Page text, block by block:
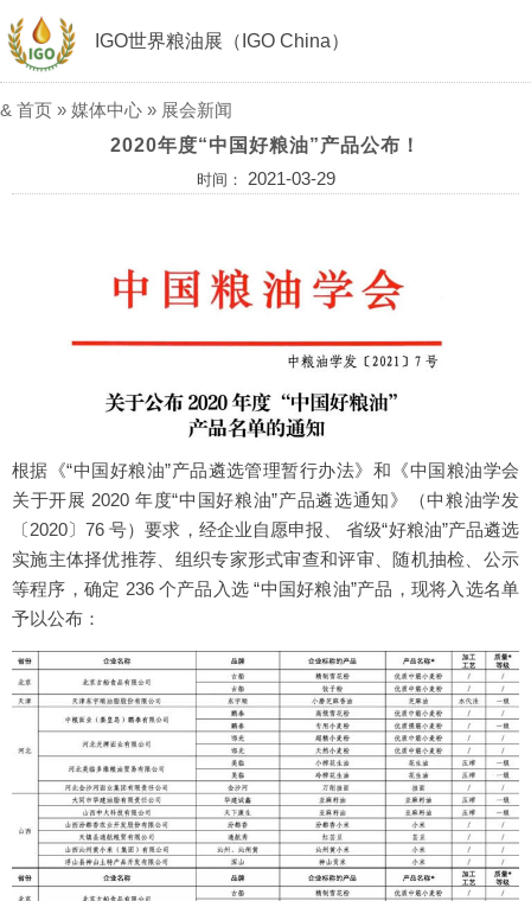
IGO世界粮油展（IGO China）
& 首页 » 媒体中心 » 展会新闻
2020年度“中国好粮油”产品公布！
时间： 2021-03-29
根据《“中国好粮油”产品遴选管理暂行办法》和《中国粮油学会
关于开展 2020 年度“中国好粮油”产品遴选通知》（中粮油学发
〔2020〕76 号）要求，经企业自愿申报、 省级“好粮油”产品遴选
实施主体择优推荐、组织专家形式审查和评审、随机抽检、公示
等程序，确定 236 个产品入选 “中国好粮油”产品，现将入选名单
予以公布：